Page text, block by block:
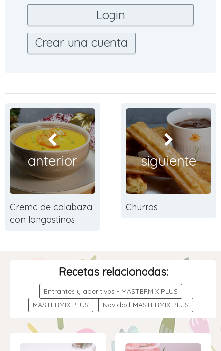
Crear una cuenta
anterior
Crema de calabaza
con langostinos
siguiente
Churros
Recetas relacionadas:
Entrantes y aperitivos - MASTERMIX PLUS
MASTERMIX PLUS
Navidad-MASTERMIX PLUS